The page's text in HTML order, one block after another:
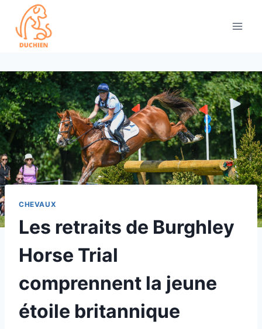
content
CHEVAUX
Les retraits de Burghley
Horse Trial
comprennent la jeune
étoile britannique